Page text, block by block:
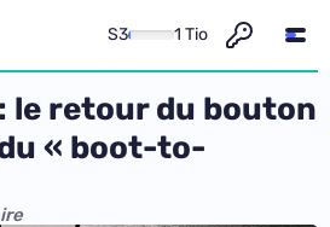
S3 1 Tio
le retour du bouton
« boot-to-